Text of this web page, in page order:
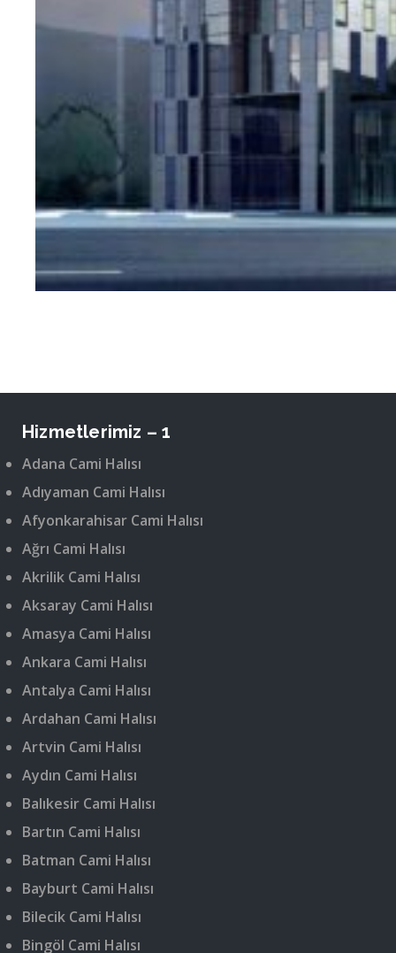
Hizmetlerimiz – 1
Adana Cami Halısı
Adıyaman Cami Halısı
Afyonkarahisar Cami Halısı
Ağrı Cami Halısı
Akrilik Cami Halısı
Aksaray Cami Halısı
Amasya Cami Halısı
Ankara Cami Halısı
Antalya Cami Halısı
Ardahan Cami Halısı
Artvin Cami Halısı
Aydın Cami Halısı
Balıkesir Cami Halısı
Bartın Cami Halısı
Batman Cami Halısı
Bayburt Cami Halısı
Bilecik Cami Halısı
Bingöl Cami Halısı